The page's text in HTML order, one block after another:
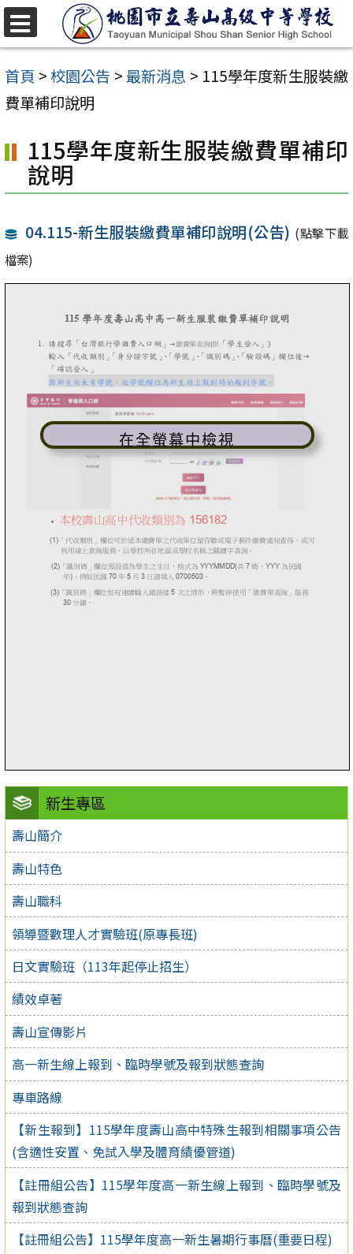
跳
至
主
要
容
首頁 >校園公告 >最新消息 > 115學年度新生服裝繳
費單補印說明
新生專區
壽山簡介
壽山特色
壽山職科
領導暨數理人才實驗班(原專長班)
日文實驗班（113年起停止招生）
績效卓著
壽山宣傳影片
高一新生線上報到、臨時學號及報到狀態查詢
專車路線
【新生報到】115學年度壽山高中特殊生報到相關事項公告
(含適性安置、免試入學及體育績優管道)
【註冊組公告】115學年度高一新生線上報到、臨時學號及
報到狀態查詢
【註冊組公告】115學年度高一新生暑期行事曆(重要日程)
115學年度新生服裝繳費單補印
說明
04.115-新生服裝繳費單補印說明(公告) (點擊下載
檔案)
在全螢幕中檢視
選
單